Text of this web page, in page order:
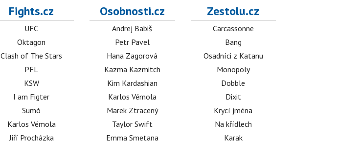
Fights.cz
UFC
Oktagon
Clash of The Stars
PFL
KSW
I am Figter
Sumó
Karlos Vémola
Jiří Procházka
Osobnosti.cz
Andrej Babiš
Petr Pavel
Hana Zagorová
Kazma Kazmitch
Kim Kardashian
Karlos Vémola
Marek Ztracený
Taylor Swift
Emma Smetana
Zestolu.cz
Carcassonne
Bang
Osadníci z Katanu
Monopoly
Dobble
Dixit
Krycí jména
Na křídlech
Karak